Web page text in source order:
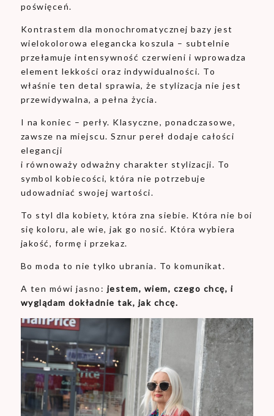
poświęceń.
Kontrastem dla monochromatycznej bazy jest
wielokolorowa elegancka koszula – subtelnie
przełamuje intensywność czerwieni i wprowadza
element lekkości oraz indywidualności. To
właśnie ten detal sprawia, że stylizacja nie jest
przewidywalna, a pełna życia.
I na koniec – perły. Klasyczne, ponadczasowe,
zawsze na miejscu. Sznur pereł dodaje całości
elegancji
i równoważy odważny charakter stylizacji. To
symbol kobiecości, która nie potrzebuje
udowadniać swojej wartości.
To styl dla kobiety, która zna siebie. Która nie boi
się koloru, ale wie, jak go nosić. Która wybiera
jakość, formę i przekaz.
Bo moda to nie tylko ubrania. To komunikat.
A ten mówi jasno: jestem, wiem, czego chcę, i
wyglądam dokładnie tak, jak chcę.